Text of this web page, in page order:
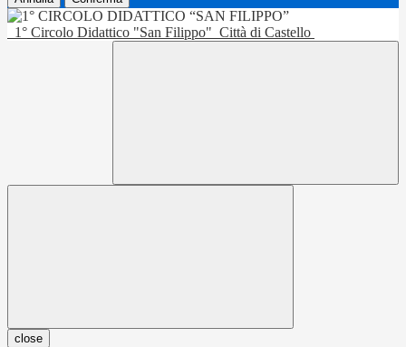
1° Circolo Didattico "San Filippo" Città di Castello
close